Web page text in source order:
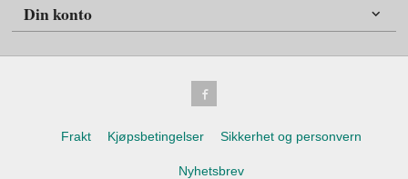
Din konto
Frakt Kjøpsbetingelser Sikkerhet og personvern
Nyhetsbrev